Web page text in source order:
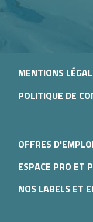
MENTIONS
POLITIQUE DE
OFFRES
ESPACE PRO ET
NOS LABELS ET